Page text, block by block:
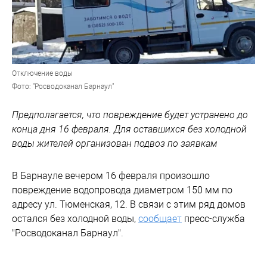
Отключение воды
Фото: "Росводоканал Барнаул"
Предполагается, что повреждение будет устранено до
конца дня 16 февраля. Для оставшихся без холодной
воды жителей организован подвоз по заявкам
В Барнауле вечером 16 февраля произошло
повреждение водопровода диаметром 150 мм по
адресу ул. Тюменская, 12. В связи с этим ряд домов
остался без холодной воды, сообщает пресс-служба
"Росводоканал Барнаул".